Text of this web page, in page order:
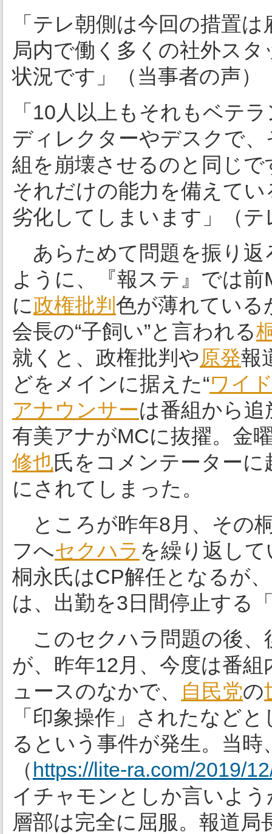
「テレ朝側は今回の措置
局内で働く多くの社外ス
状況です」（当事者の声）
「10人以上もそれもベテ
ディレクターやデスクで
組を崩壊させるのと同じ
それだけの能力を備えて
劣化してしまいます」（テ
あらためて問題を振り返
ように、『報ステ』では前
に政権批判 色が薄れている
会長の“子飼い”と言われる
就くと、政権批判や原発報
どをメインに据えた“ワイ
アナウンサーは番組から
有美アナがMCに抜擢。金
修也氏をコメンテーター
にされてしまった。
ところが昨年8月、その
フへセクハラ を繰り返し
桐永氏はCP解任となるが
は、出勤を3日間停止する
このセクハラ問題の後、
が、昨年12月、今度は番組
ュースのなかで、
自民党の
「印象操作」されたなどと
るという事件が発生。当
（https://lite-ra.com/2019/
イチャモンとしか言いよ
層部は完全に屈服。報道